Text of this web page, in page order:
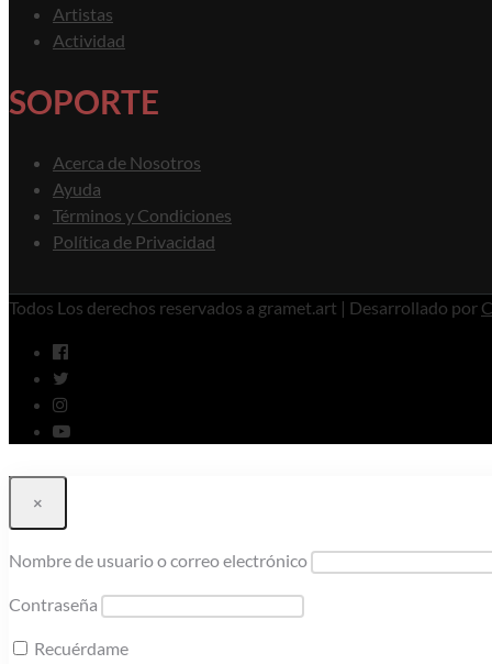
Artistas
Actividad
SOPORTE
Acerca de Nosotros
Ayuda
Términos y Condiciones
Política de Privacidad
Todos Los derechos reservados a gramet.art | Desarrollado por
×
Nombre de usuario o correo electrónico
Contraseña
Recuérdame